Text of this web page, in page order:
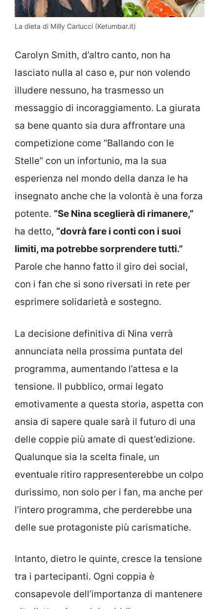
La dieta di Milly Carlucci (Ketumbar.it)
Carolyn Smith, d’altro canto, non ha
lasciato nulla al caso e, pur non volendo
illudere nessuno, ha trasmesso un
messaggio di incoraggiamento. La giurata
sa bene quanto sia dura affrontare una
competizione come “Ballando con le
Stelle” con un infortunio, ma la sua
esperienza nel mondo della danza le ha
insegnato anche che la volontà è una forza
potente. “Se Nina sceglierà di rimanere,”
ha detto, “dovrà fare i conti con i suoi
limiti, ma potrebbe sorprendere tutti.”
Parole che hanno fatto il giro dei social,
con i fan che si sono riversati in rete per
esprimere solidarietà e sostegno.
La decisione definitiva di Nina verrà
annunciata nella prossima puntata del
programma, aumentando l’attesa e la
tensione. Il pubblico, ormai legato
emotivamente a questa storia, aspetta con
ansia di sapere quale sarà il futuro di una
delle coppie più amate di quest’edizione.
Qualunque sia la scelta finale, un
eventuale ritiro rappresenterebbe un colpo
durissimo, non solo per i fan, ma anche per
l’intero programma, che perderebbe una
delle sue protagoniste più carismatiche.
Intanto, dietro le quinte, cresce la tensione
tra i partecipanti. Ogni coppia è
consapevole dell’importanza di mantenere